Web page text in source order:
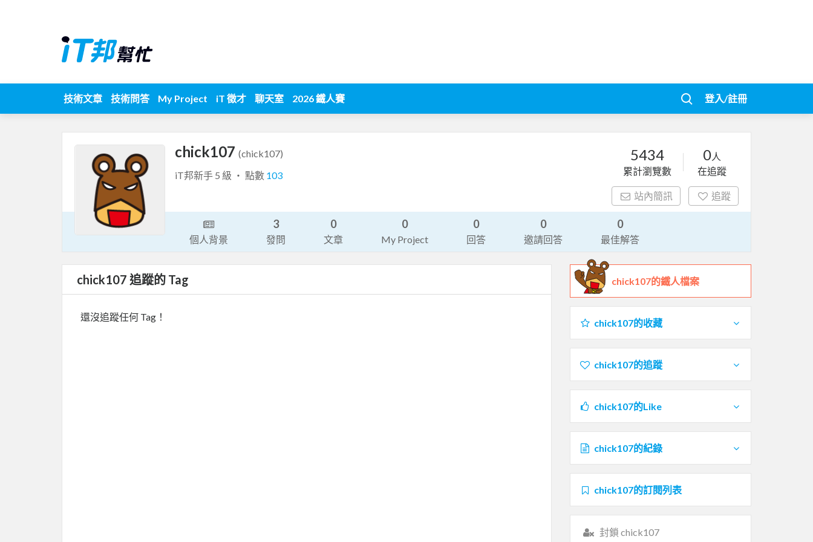
技術文章 技術問答 My Project iT 徵才 聊天室 2026 鐵人賽 登入/註冊
chick107 (chick107)
iT邦新手 5 級 ‧ 點數 103
5434
累計瀏覽數
0人
在追蹤
站內簡訊 追蹤
個人背景
3
發問
0
文章
0
My Project
0
回答
0
邀請回答
0
最佳解答
chick107 追蹤的 Tag
還沒追蹤任何 Tag！
chick107的鐵人檔案
chick107的收藏
chick107的追蹤
chick107的Like
chick107的紀錄
chick107的訂閱列表
封鎖 chick107